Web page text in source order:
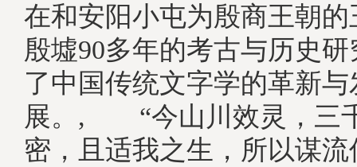
在和安阳小屯为殷商王朝
殷墟90多年的考古与历史
了中国传统文字学的革新与
展。, “今山川效灵，三
密，且适我之生，所以谋